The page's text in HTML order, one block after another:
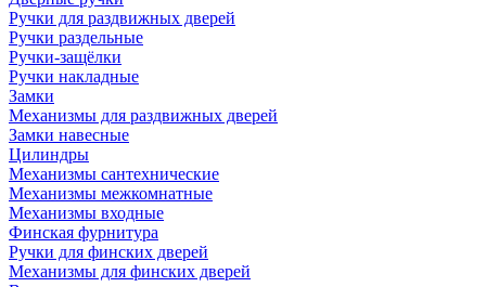
Ручки для раздвижных дверей
Ручки раздельные
Ручки-защёлки
Ручки накладные
Замки
Механизмы для раздвижных дверей
Замки навесные
Цилиндры
Механизмы сантехнические
Механизмы межкомнатные
Механизмы входные
Финская фурнитура
Ручки для финских дверей
Механизмы для финских дверей